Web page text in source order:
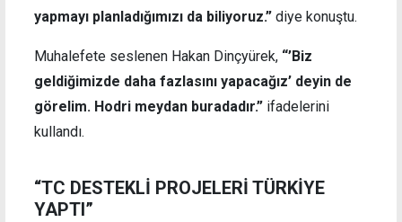
yapmayı planladığımızı da biliyoruz.” diye konuştu.
Muhalefete seslenen Hakan Dinçyürek, “’Biz
geldiğimizde daha fazlasını yapacağız’ deyin de
görelim. Hodri meydan buradadır.” ifadelerini
kullandı.
“TC DESTEKLİ PROJELERİ TÜRKİYE
YAPTI”